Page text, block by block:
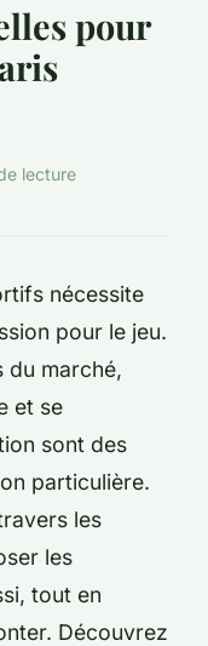
pour
lecture
nécessite
pour le jeu.
du marché,
et se
sont des
particulière.
les
les
tout en
Découvrez